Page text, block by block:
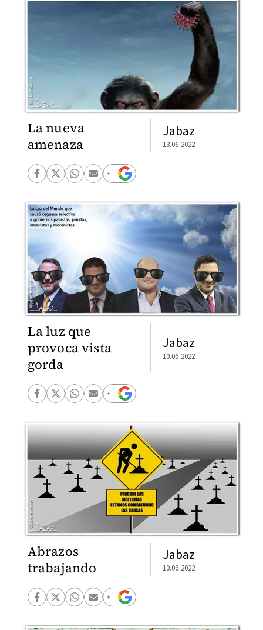
La nueva
amenaza
Jabaz
13.06.2022
La luz que
provoca vista
gorda
Jabaz
10.06.2022
Abrazos
trabajando
Jabaz
10.06.2022